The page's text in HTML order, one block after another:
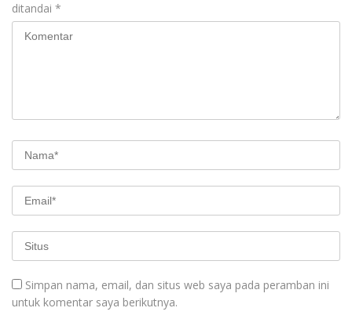
ditandai *
Simpan nama, email, dan situs web saya pada peramban ini
untuk komentar saya berikutnya.